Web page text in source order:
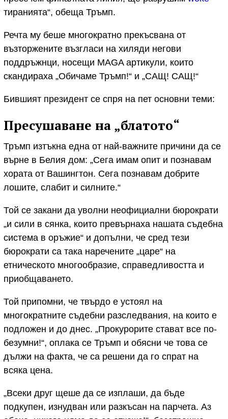
тиранията“, обеща Тръмп.
Речта му беше многократно прекъсвана от
възторжените възгласи на хиляди негови
поддръжнци, носещи MAGA артикули, които
скандираха „Обичаме Тръмп!“ и „САЩ! САЩ!“
Бившият президент се спря на пет основни теми:
Пресушаване на „блатото“
Тръмп изтъкна една от най-важните причини да се
върне в Белия дом: „Сега имам опит и познавам
хората от Вашингтон. Сега познавам добрите
лошите, слабит и силните.“
Той се закани да уволни неофициални бюрократи
„и сили в сянка, които превърнаха нашата съдебна
система в оръжие“ и допълни, че сред тези
бюрократи са така наречените „царе“ на
етническото многообразие, справедливостта и
приобщаването.
Той припомни, че твърдо е устоял на
многократните съдебни разследвания, на които е
подложен и до днес. „Прокурорите стават все по-
безумни!“, оплака се Тръмп и обясни че това се
дължи на факта, че са решени да го спрат на
всяка цена.
„Всеки друг щеше да се изплаши, да бъде
подкупен, изнудван или разкъсан на парчета. Аз